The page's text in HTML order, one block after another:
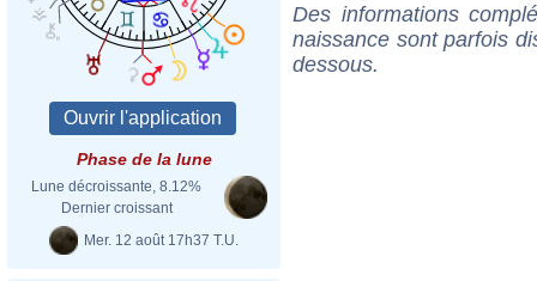
Phase de la lune
Lune décroissante, 8.12%
Dernier croissant
Mer. 12 août 17h37 T.U.
Des informations
naissance sont parfois
dessous.